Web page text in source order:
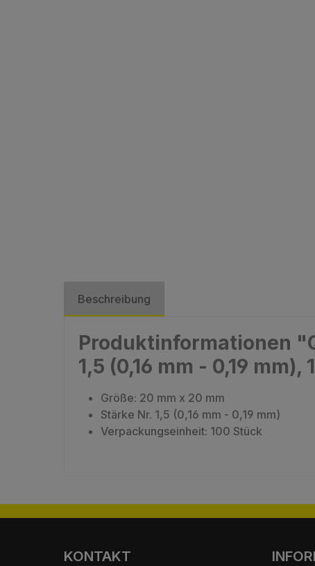
Beschreibung
Produktinformationen
1,5 (0,16 mm - 0,19 mm),
Größe: 20 mm x 20 mm
Stärke Nr. 1,5 (0,16 mm - 0,19 mm)
Verpackungseinheit: 100 Stück
KONTAKT